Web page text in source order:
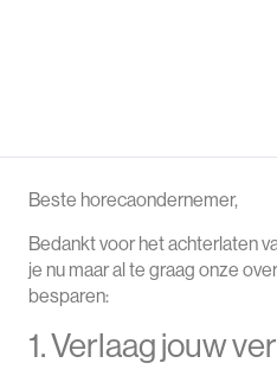
Beste horecaondernemer,
Bedankt voor het achterlaten
je nu maar al te graag onze
besparen:
1. Verlaag jouw